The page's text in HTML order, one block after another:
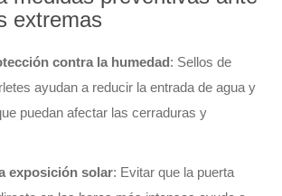
extremas
contra la humedad: Sellos de
ayudan a reducir la entrada de agua y
puedan afectar las cerraduras y
exposición solar: Evitar que la puerta